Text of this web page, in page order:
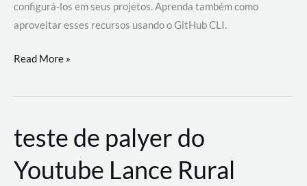
configurá-los em seus projetos. Aprenda também como
aproveitar esses recursos usando o GitHub CLI.
GitHub
revoluciona
de
trabalho
com
Read More »
teste de palyer do
Youtube Lance Rural